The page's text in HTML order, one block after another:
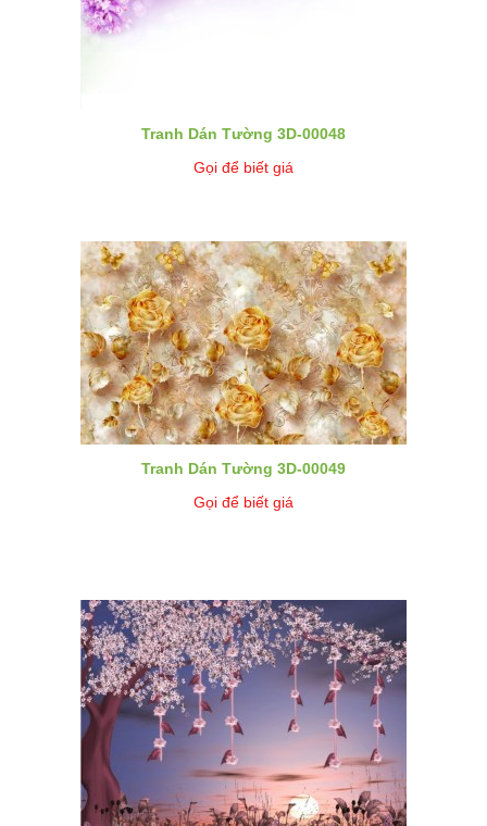
Tranh Dán Tường 3D-00048
Gọi để biết giá
Tranh Dán Tường 3D-00049
Gọi để biết giá